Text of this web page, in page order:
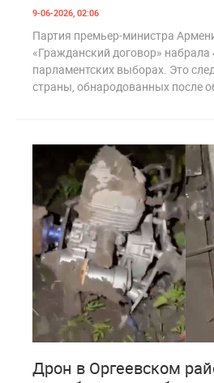
9-06-2026, 02:06
Партия премьер-министра
«Гражданский договор» набрала
парламентских выборах. Это
страны, обнародованных после
Дрон в Оргеевском